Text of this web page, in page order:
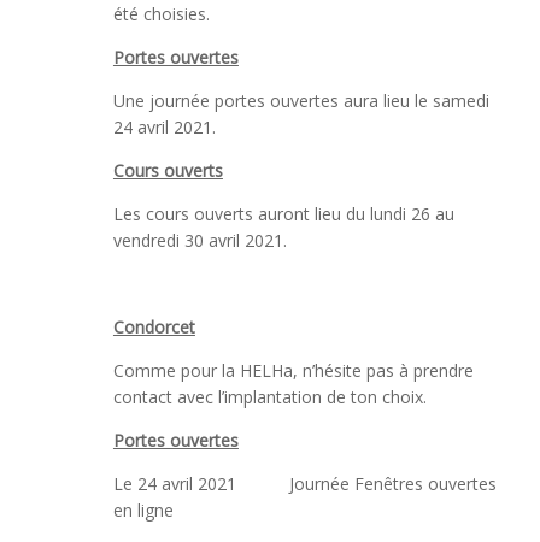
été choisies.
Portes ouvertes
Une journée portes ouvertes aura lieu le samedi
24 avril 2021.
Cours ouverts
Les cours ouverts auront lieu du lundi 26 au
vendredi 30 avril 2021.
Condorcet
Comme pour la HELHa, n’hésite pas à prendre
contact avec l’implantation de ton choix.
Portes ouvertes
Le 24 avril 2021 Journée Fenêtres ouvertes
en ligne